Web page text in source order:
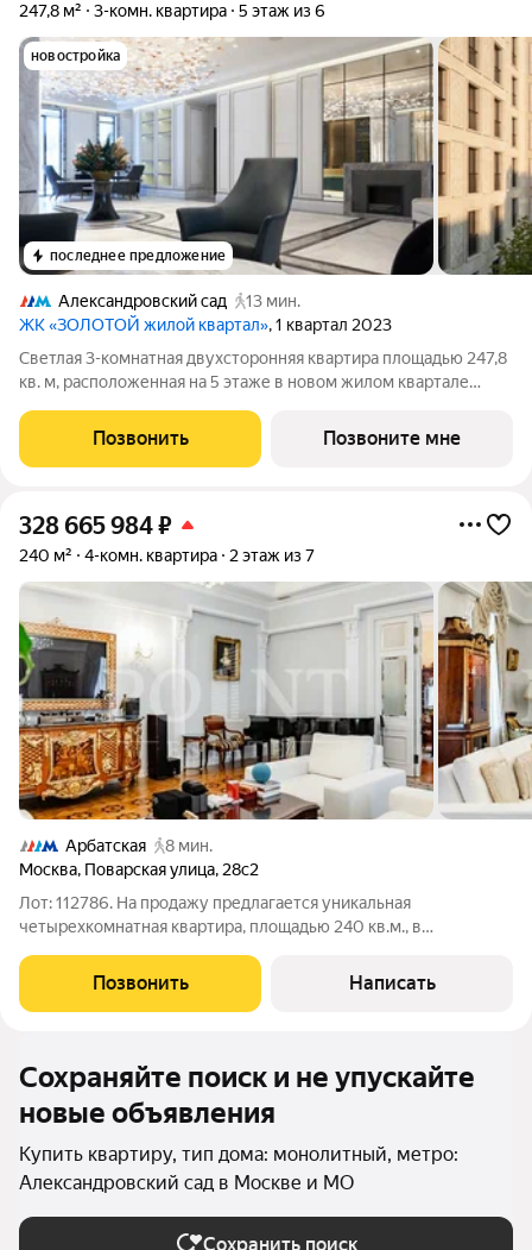
247,8 м²
3-комн. квартира 5 этаж из 6
новостройка
последнее предложение
Александровский сад
13 мин.
ЖК «ЗОЛОТОЙ жилой квартал», 1 квартал 2023
Светлая 3-комнатная двухсторонняя квартира площадью 247,8
кв. м, расположенная на 5 этаже в новом жилом квартале
шикарной кухни-гостиной, являющейся идеальным местом для
воплощения буквально
Позвонить Позвоните мне
328 665 984₽
240 м² 4-комн. квартира 2 этаж из 7
Арбатская
8 мин.
Москва, Поварская улица, 28с2
Лот: 112786. На продажу предлагается уникальная
четырехкомнатная квартира, площадью 240 кв.м., в
кухня, спальня с гардеробной и санузлом, спальня с санузлом,
кабинет, гардеробная,
Позвонить Написать
Сохраняйте поиск и не упускайте
новые объявления
Купить квартиру, тип дома: монолитный, метро:
Александровский сад в Москве и МО
Сохранить поиск